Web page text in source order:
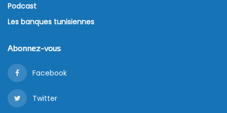
Podcast
Les banques tunisiennes
Abonnez-vous
Facebook
Twitter